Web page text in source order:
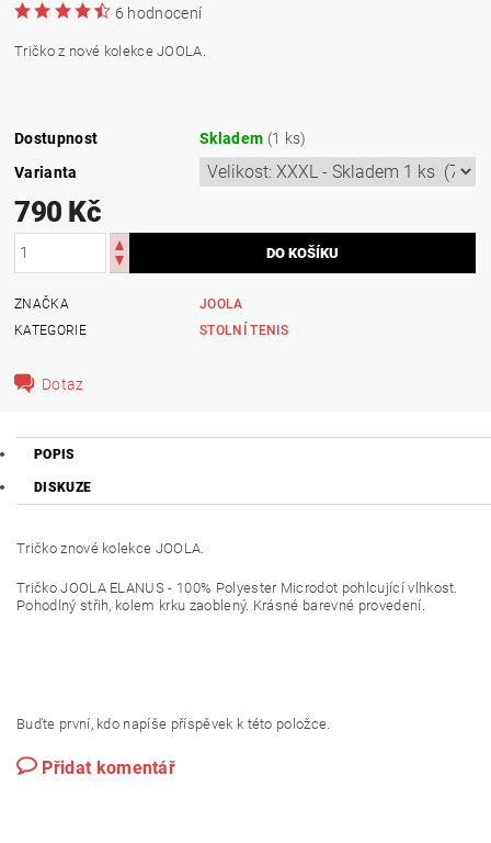
6 hodnocení
Tričko z nové kolekce JOOLA.
Dostupnost Skladem (1 ks)
Varianta
790 Kč
ZNAČKA
JOOLA
KATEGORIE
STOLNÍ TENIS
Dotaz
POPIS
DISKUZE
Tričko znové kolekce JOOLA.
Tričko JOOLA ELANUS - 100% Polyester Microdot pohlcující vlhkost.
Pohodlný střih, kolem krku zaoblený. Krásné barevné provedení.
Buďte první, kdo napíše příspěvek k této položce.
Přidat komentář